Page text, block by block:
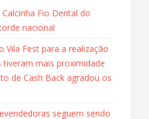
Calcinha Fio Dental do
nacional
Vila Fest para a realização
mais proximidade
de Cash Back agradou os
seguem sendo